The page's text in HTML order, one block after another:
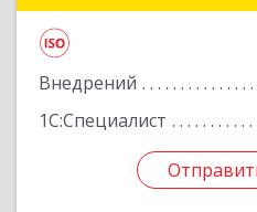
Внедрений
1С:Специалист